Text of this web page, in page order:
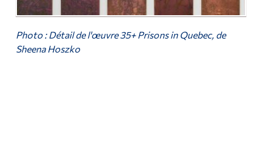
Photo : Détail de l'œuvre35+ Prisons in Quebec, de
Sheena Hoszko